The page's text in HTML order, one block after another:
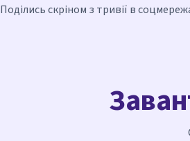
Поділись скріном з тривії в